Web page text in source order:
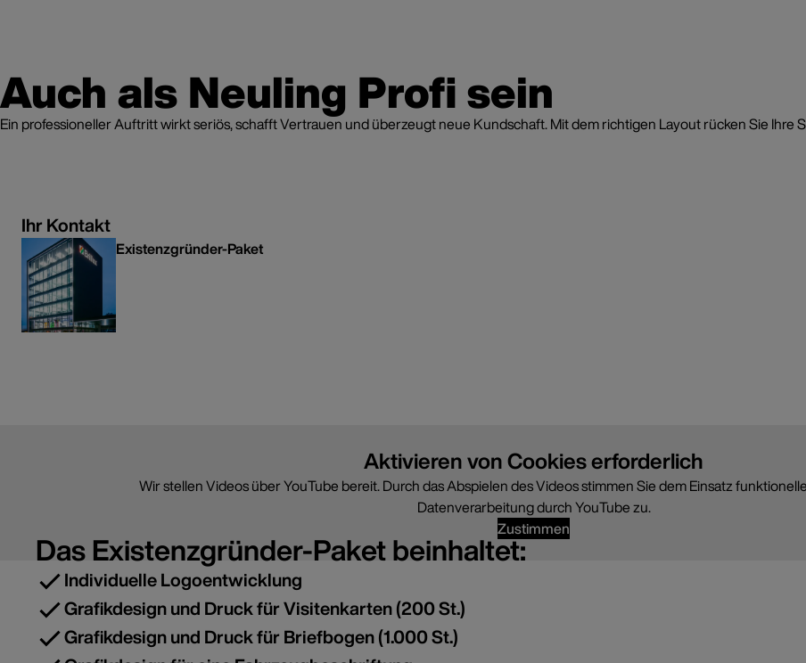
Auch als Neuling Profi sein
Ein professioneller Auftritt wirkt seriös, schafft Vertrauen und überzeugt neue Kundschaft. Mit dem richtigen Layout rücken Sie Ihre
Ihr Kontakt
Existenzgründer-Paket
Aktivieren von Cookies erforderlich
Wir stellen Videos über YouTube bereit. Durch das Abspielen des Videos stimmen Sie dem Einsatz
Datenverarbeitung durch YouTube zu.
Zustimmen
Das Existenzgründer-Paket beinhaltet:
Individuelle Logoentwicklung
Grafikdesign und Druck für Visitenkarten (200 St.)
Grafikdesign und Druck für Briefbogen (1.000 St.)